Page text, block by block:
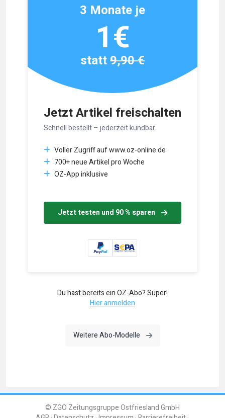
Jetzt Artikel freischalten
Schnell bestellt – jederzeit kündbar.
Voller Zugriff auf www.oz-online.de
700+ neue Artikel pro Woche
OZ-App inklusive
Jetzt testen und 90 % sparen
3 Monate je
1€
statt9,90 €
Du hast bereits ein OZ-Abo? Super!
Hier anmelden
Weitere Abo-Modelle
© ZGO Zeitungsgruppe Ostfriesland GmbH